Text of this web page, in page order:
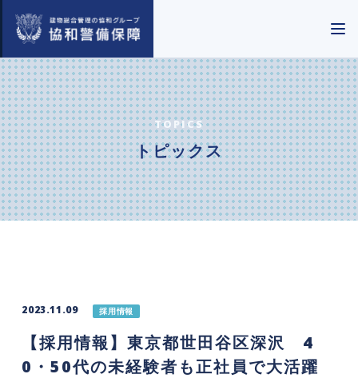
TOPICS
トピックス
2023.11.09 採用情報
【採用情報】東京都世田谷区深沢 4
0・50代の未経験者も正社員で大活躍